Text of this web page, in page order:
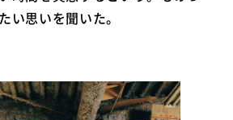
い思いを聞いた。